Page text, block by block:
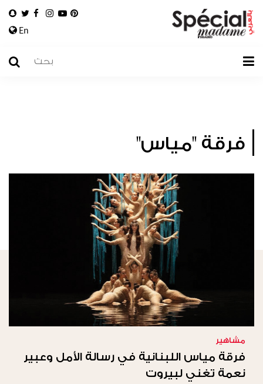
En
فرقة "مياس"
مشاهير
فرقة مياس اللبنانية في رسالة الأمل وعبير
نعمة تغني لبيروت